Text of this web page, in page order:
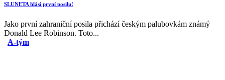
SLUNETA hlásí první posilu!
Jako první zahraniční posila přichází českým palubovkám známý
Donald Lee Robinson. Toto...
A-tým